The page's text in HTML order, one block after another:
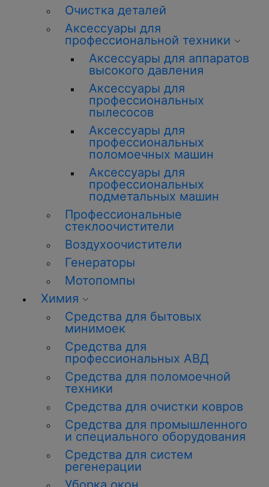
Очистка деталей
Аксессуары для
профессиональной техники
Аксессуары для аппаратов
высокого давления
Аксессуары для
профессиональных
пылесосов
Аксессуары для
профессиональных
поломоечных машин
Аксессуары для
профессиональных
подметальных машин
Профессиональные
стеклоочистители
Воздухоочистители
Генераторы
Мотопомпы
Химия
Средства для бытовых
минимоек
Средства для
профессиональных АВД
Средства для поломоечной
техники
Средства для очистки ковров
Средства для промышленного
и специального оборудования
Средства для систем
регенерации